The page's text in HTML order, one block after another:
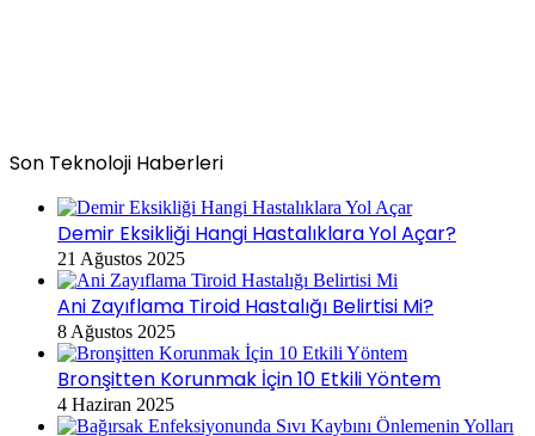
Son Teknoloji Haberleri
Demir Eksikliği Hangi Hastalıklara Yol Açar?
21 Ağustos 2025
Ani Zayıflama Tiroid Hastalığı Belirtisi Mi?
8 Ağustos 2025
Bronşitten Korunmak İçin 10 Etkili Yöntem
4 Haziran 2025